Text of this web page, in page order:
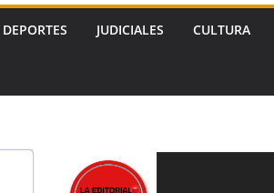
DEPORTES JUDICIALES CULTURA